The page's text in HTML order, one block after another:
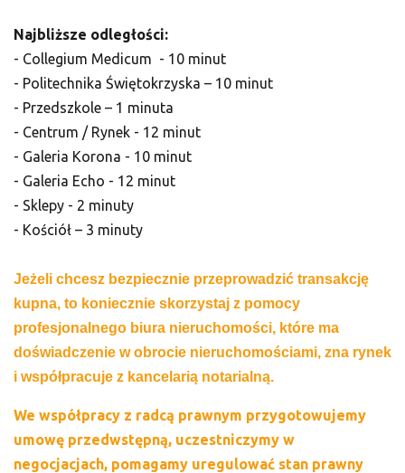
Najbliższe odległości:
- Collegium Medicum - 10 minut
- Politechnika Świętokrzyska – 10 minut
​​​- Przedszkole – 1 minuta
- Centrum / Rynek - 12 minut
- Galeria Korona - 10 minut
- Galeria Echo - 12 minut
- Sklepy - 2 minuty
- Kościół – 3 minuty
Jeżeli chcesz bezpiecznie przeprowadzić transakcję
kupna, to koniecznie skorzystaj z pomocy
profesjonalnego biura nieruchomości, które ma
doświadczenie w obrocie nieruchomościami, zna rynek
i współpracuje z kancelarią notarialną.
We współpracy z radcą prawnym przygotowujemy
umowę przedwstępną, uczestniczymy w
negocjacjach, pomagamy uregulować stan prawny